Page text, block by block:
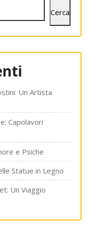
Cerca
Un Artista
Capolavori
e Psiche
Statue in Legno
Un Viaggio